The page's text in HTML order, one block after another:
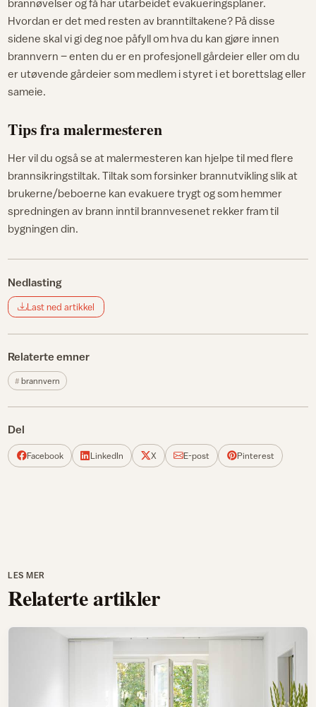
brannøvelser og få har utarbeidet evakueringsplaner.
Hvordan er det med resten av branntiltakene? På disse
sidene skal vi gi deg noe påfyll om hva du kan gjøre innen
brannvern – enten du er en profesjonell gårdeier eller om du
er utøvende gårdeier som medlem i styret i et borettslag eller
sameie.
Tips fra malermesteren
Her vil du også se at malermesteren kan hjelpe til med flere
brannsikringstiltak. Tiltak som forsinker brannutvikling slik at
brukerne/beboerne kan evakuere trygt og som hemmer
spredningen av brann inntil brannvesenet rekker fram til
bygningen din.
Nedlasting
Last ned artikkel
Relaterte emner
brannvern
Del
Facebook LinkedIn X E-post Pinterest
LES MER
Relaterte artikler